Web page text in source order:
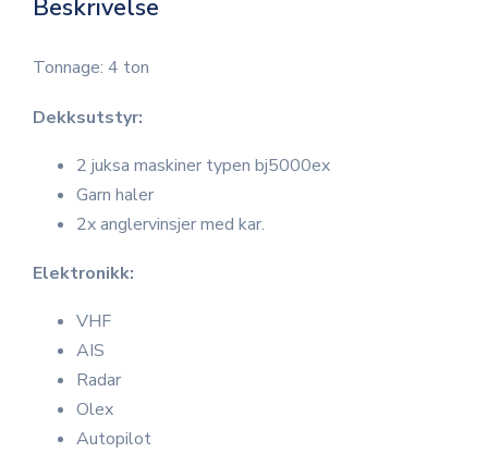
Beskrivelse
Tonnage: 4 ton
Dekksutstyr:
2 juksa maskiner typen bj5000ex
Garn haler
2x anglervinsjer med kar.
Elektronikk:
VHF
AIS
Radar
Olex
Autopilot